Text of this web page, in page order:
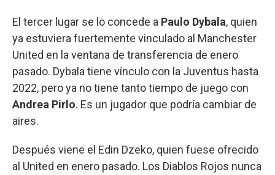
El tercer lugar se lo concede a Paulo Dybala, quien
ya estuviera fuertemente vinculado al Manchester
United en la ventana de transferencia de enero
pasado. Dybala tiene vínculo con la Juventus hasta
2022, pero ya no tiene tanto tiempo de juego con
Andrea Pirlo. Es un jugador que podría cambiar de
aires.
Después viene el Edin Dzeko, quien fuese ofrecido
al United en enero pasado. Los Diablos Rojos nunca